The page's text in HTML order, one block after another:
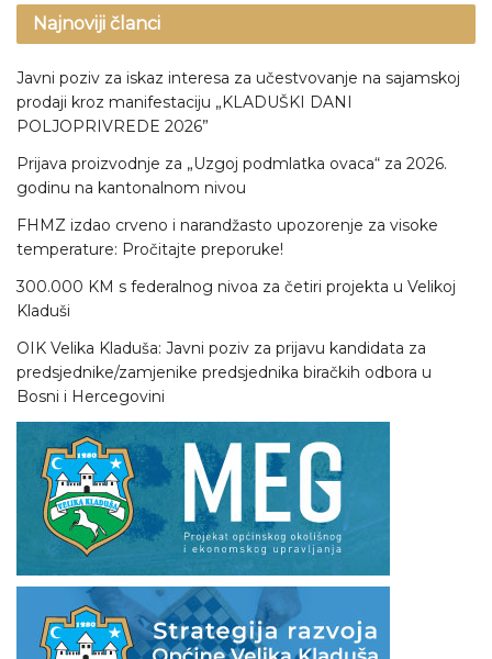
Najnoviji članci
Javni poziv za iskaz interesa za učestvovanje na sajamskoj
prodaji kroz manifestaciju „KLADUŠKI DANI
POLJOPRIVREDE 2026”
Prijava proizvodnje za „Uzgoj podmlatka ovaca“ za 2026.
godinu na kantonalnom nivou
FHMZ izdao crveno i narandžasto upozorenje za visoke
temperature: Pročitajte preporuke!
300.000 KM s federalnog nivoa za četiri projekta u Velikoj
Kladuši
OIK Velika Kladuša: Javni poziv za prijavu kandidata za
predsjednike/zamjenike predsjednika biračkih odbora u
Bosni i Hercegovini